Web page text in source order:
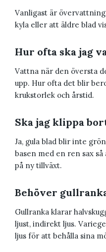
Vanligast är
kyla eller att äldre blad
Hur ofta ska jag
Vattna när den översta
upp. Hur ofta det blir
krukstorlek och årstid.
Ska jag klippa
Ja, gula blad blir inte
basen med en ren sax
på ny tillväxt.
Behöver
Gullranka klarar
ljust, indirekt ljus.
ljus för att behålla sina